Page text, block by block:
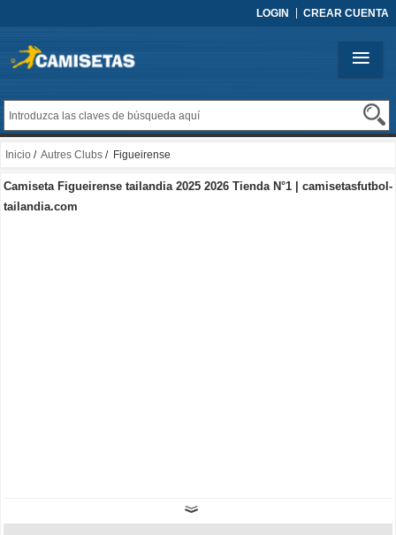
LOGIN CREAR CUENTA
Inicio / Autres Clubs / Figueirense
Camiseta Figueirense tailandia 2025 2026 Tienda N°1 | camisetasfutbol-
tailandia.com